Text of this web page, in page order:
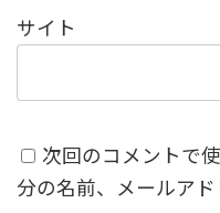
サイト
次回のコメントで
分の名前、メールアド